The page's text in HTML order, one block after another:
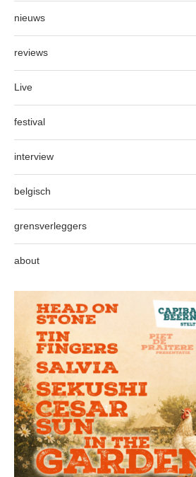
nieuws
reviews
Live
festival
interview
belgisch
grensverleggers
about